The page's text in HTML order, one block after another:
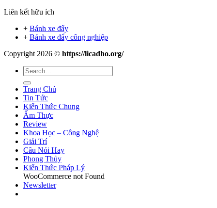
Liên kết hữu ích
+ Bánh xe đẩy
+ Bánh xe đẩy công nghiệp
Copyright 2026 © https://licadho.org/
Trang Chủ
Tin Tức
Kiến Thức Chung
Ẩm Thực
Review
Khoa Học – Công Nghệ
Giải Trí
Câu Nói Hay
Phong Thủy
Kiến Thức Pháp Lý
WooCommerce not Found
Newsletter